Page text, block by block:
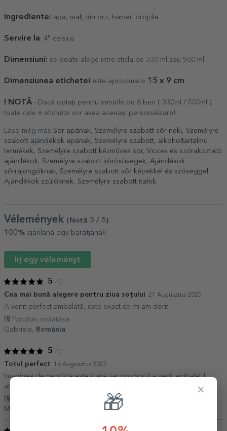
Ingrediente: apă, malț din orz, hamei, drojdie
Servire la: 4° celsius
Dimensiuni: se poate alege intre sticla de 330 ml sau 500 ml.
Dimensiunea etichetei este aproximativ 1 5 x 9 cm
! NOTĂ - Dacă optați pentru seturile de 6 beri ( 330ml / 500ml ),
toate cele 6 etichete vor avea aceeași personalizare!
Lásd még más Sör apának, Személyre szabott sör neki, Személyre
szabott ajándékok apának, Személyre szabott, alkoholtartalmú
termékek, Személyre szabott kézműves sör, Vicces és szórakoztató
ajándékok, Személyre szabott sörösüvegek, Ajándékok
sörrajongóknak, Személyre szabott sör képekkel és szöveggel ,
Ajándékok szülőknek, Személyre szabott italok.
Vélemények (Notă 5 / 5 )
100% ajánlaná egy barátjának
Írj egy véleményt
5 / 5
Cea mai bună alegere pentru ziua soțului 21 Augusztus 2025
A venit perfect ambalată, este exact ce mi am dorit
Fordítás mutatása
Gabriela,
Románia
5 / 5
Totul perfect 16 Augusztus 2025
Imaginea de pe sticla este clara, iar produsul a venit ambalat f
atent. Nimic de reprosat
Mihaela,
×
🎁